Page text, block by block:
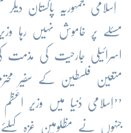
اِسلامی جمہوریّہ پاکستان
مسئلے پر خاموش نہیں رہا
اسرائیلی جارحیت کی
متعین فلسطین کے سفیرِ
’’اِسلامی دُنیا میں وزیرِ
جنہوں نے مظلومینِ غزہ